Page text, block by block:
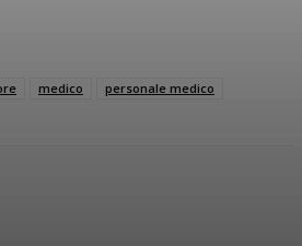
medico
personale medico